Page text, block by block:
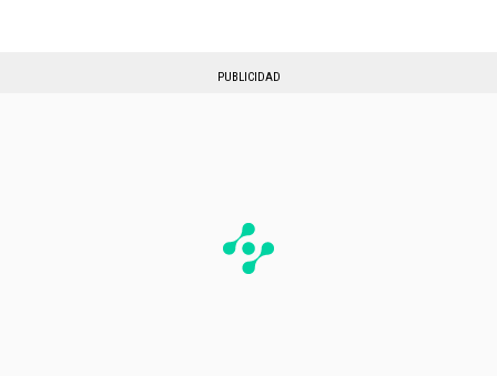
PUBLICIDAD